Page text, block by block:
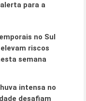
para a
no Sul
riscos
semana
intensa no
desafiam